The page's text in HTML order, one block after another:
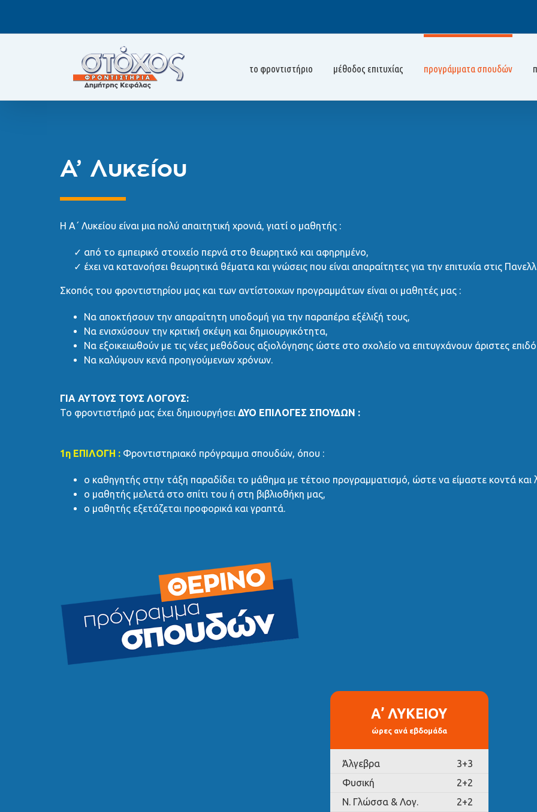
το φροντιστήριο μέθοδος επιτυχίας προγράμματα σπουδών
Α’ Λυκείου
Η Α΄ Λυκείου είναι μια πολύ απαιτητική χρονιά, γιατί ο μαθητής :
από το εμπειρικό στοιχείο περνά στο θεωρητικό και αφηρημένο,
έχει να κατανοήσει θεωρητικά θέματα και γνώσεις που είναι απαραίτητες για την επιτυχία στις
Σκοπός του φροντιστηρίου μας και των αντίστοιχων προγραμμάτων είναι οι μαθητές μας :
Να αποκτήσουν την απαραίτητη υποδομή για την παραπέρα εξέλιξή τους,
Να ενισχύσουν την κριτική σκέψη και δημιουργικότητα,
Να εξοικειωθούν με τις νέες μεθόδους αξιολόγησης ώστε στο σχολείο να επιτυγχάνουν άριστες
Να καλύψουν κενά προηγούμενων χρόνων.
ΓΙΑ ΑΥΤΟΥΣ ΤΟΥΣ ΛΟΓΟΥΣ:
Το φροντιστήριό μας έχει δημιουργήσει ΔΥΟ ΕΠΙΛΟΓΕΣ ΣΠΟΥΔΩΝ :
1η ΕΠΙΛΟΓΗ : Φροντιστηριακό πρόγραμμα σπουδών, όπου :
ο καθηγητής στην τάξη παραδίδει το μάθημα με τέτοιο προγραμματισμό, ώστε να είμαστε κοντά και
ο μαθητής μελετά στο σπίτι του ή στη βιβλιοθήκη μας,
ο μαθητής εξετάζεται προφορικά και γραπτά.
Α’ ΛΥΚΕΙΟΥ
ώρες ανά εβδομάδα
Άλγεβρα
3+3
Φυσική
2+2
Ν. Γλώσσα & Λογ.
2+2